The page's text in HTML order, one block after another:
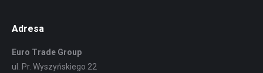
Adresa
Euro Trade Group
ul. Pr. Wyszyńskiego 22